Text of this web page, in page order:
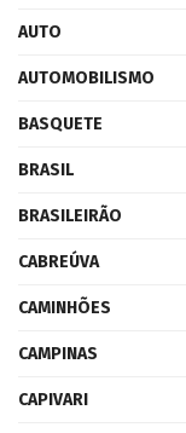
AUTO
AUTOMOBILISMO
BASQUETE
BRASIL
BRASILEIRÃO
CABREÚVA
CAMINHÕES
CAMPINAS
CAPIVARI